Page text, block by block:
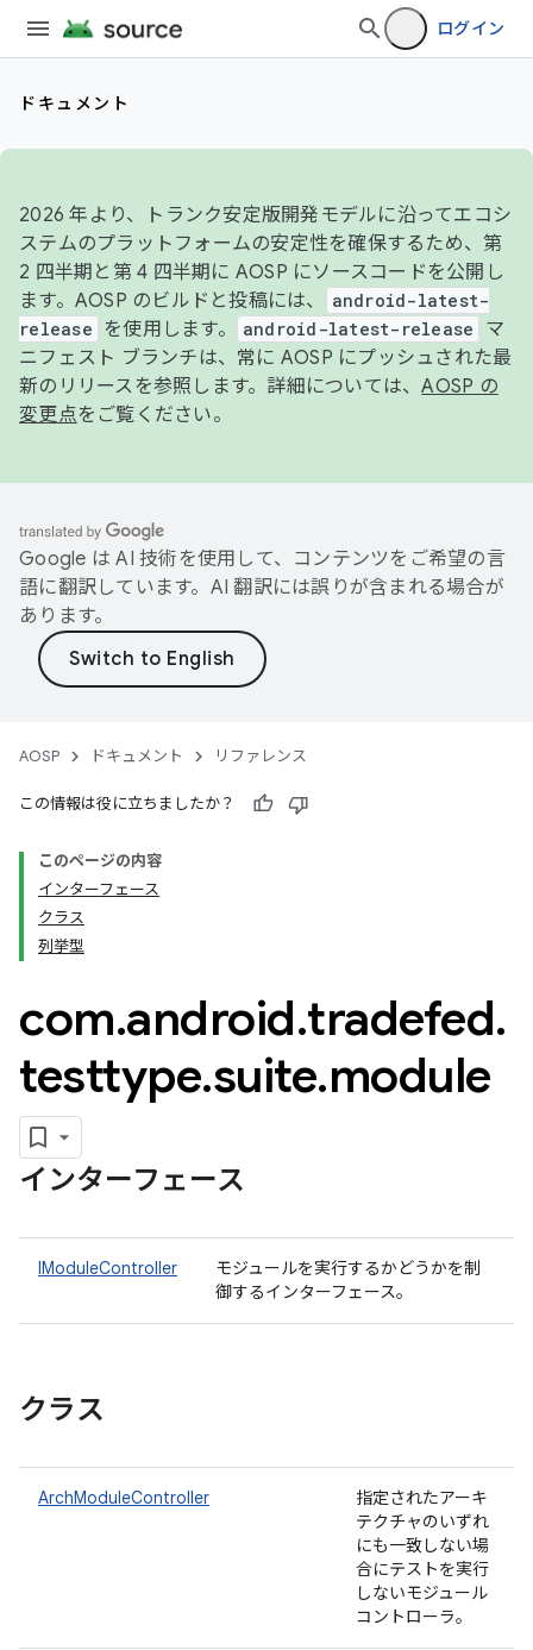
ログイン
ドキュメント
2026 年より、トランク安定版開発モデルに沿ってエコシ
ステムのプラットフォームの安定性を確保するため、第
2 四半期と第 4 四半期に AOSP にソースコードを公開し
ます。AOSP のビルドと投稿には、
android-latest-
release
を使用します。 android-latest-release
マ
ニフェスト ブランチは、常に AOSP にプッシュされた最
新のリリースを参照します。詳細については、AOSP の
変更点をご覧ください。
Google は AI 技術を使用して、コンテンツをご希望の言
語に翻訳しています。AI 翻訳には誤りが含まれる場合が
あります。
AOSP ドキュメント リファレンス
この情報は役に立ちましたか？
このページの内容
インターフェース
クラス
列挙型
com.android.tradefed.
testtype.suite.module
インターフェース
IModuleController
モジュールを実行するかどうかを制
御するインターフェース。
クラス
ArchModuleController
指定されたアーキ
テクチャのいずれ
にも一致しない場
合にテストを実行
しないモジュール
コントローラ。